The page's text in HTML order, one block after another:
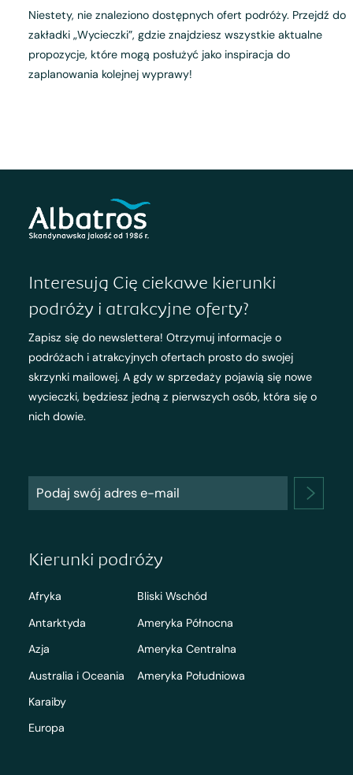
Niestety, nie znaleziono dostępnych ofert podróży. Przejdź do
zakładki „Wycieczki”, gdzie znajdziesz wszystkie aktualne
propozycje, które mogą posłużyć jako inspiracja do
zaplanowania kolejnej wyprawy!
Interesują Cię ciekawe kierunki
podróży i atrakcyjne oferty?
Zapisz się do newslettera! Otrzymuj informacje o
podróżach i atrakcyjnych ofertach prosto do swojej
skrzynki mailowej. A gdy w sprzedaży pojawią się nowe
wycieczki, będziesz jedną z pierwszych osób, która się o
nich dowie.
Kierunki podróży
Afryka
Antarktyda
Azja
Australia i Oceania
Karaiby
Europa
Bliski Wschód
Ameryka Północna
Ameryka Centralna
Ameryka Południowa